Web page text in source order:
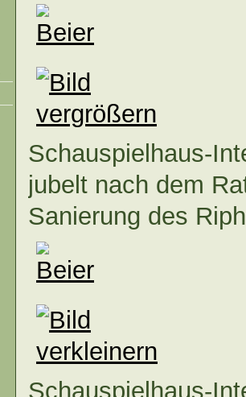
Schauspielhaus-
jubelt nach dem
Sanierung des
Schauspielhaus-